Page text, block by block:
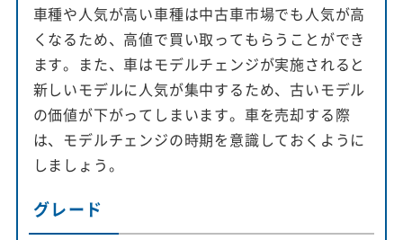
車種や人気が高い車種は中古車市場でも人気が高
くなるため、高値で買い取ってもらうことができ
ます。また、車はモデルチェンジが実施されると
新しいモデルに人気が集中するため、古いモデル
の価値が下がってしまいます。車を売却する際
は、モデルチェンジの時期を意識しておくように
しましょう。
グレード